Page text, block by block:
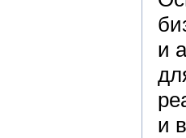
и
и